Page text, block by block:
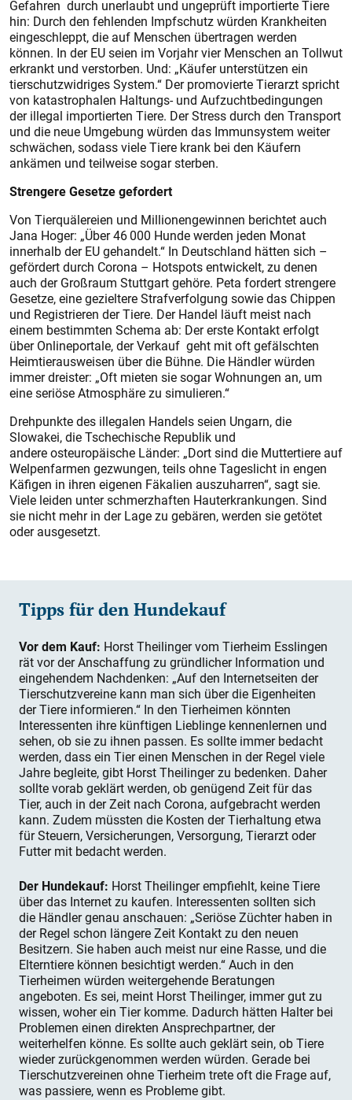
Gefahren durch unerlaubt und ungeprüft importierte Tiere
hin: Durch den fehlenden Impfschutz würden Krankheiten
eingeschleppt, die auf Menschen übertragen werden
können. In der EU seien im Vorjahr vier Menschen an Tollwut
erkrankt und verstorben. Und: „Käufer unterstützen ein
tierschutzwidriges System.“ Der promovierte Tierarzt spricht
von katastrophalen Haltungs- und Aufzuchtbedingungen
der illegal importierten Tiere. Der Stress durch den Transport
und die neue Umgebung würden das Immunsystem weiter
schwächen, sodass viele Tiere krank bei den Käufern
ankämen und teilweise sogar sterben.
Strengere Gesetze gefordert
Von Tierquälereien und Millionengewinnen berichtet auch
Jana Hoger: „Über 46 000 Hunde werden jeden Monat
innerhalb der EU gehandelt.“ In Deutschland hätten sich –
gefördert durch Corona – Hotspots entwickelt, zu denen
auch der Großraum Stuttgart gehöre. Peta fordert strengere
Gesetze, eine gezieltere Strafverfolgung sowie das Chippen
und Registrieren der Tiere. Der Handel läuft meist nach
einem bestimmten Schema ab: Der erste Kontakt erfolgt
über Onlineportale, der Verkauf geht mit oft gefälschten
Heimtierausweisen über die Bühne. Die Händler würden
immer dreister: „Oft mieten sie sogar Wohnungen an, um
eine seriöse Atmosphäre zu simulieren.“
Drehpunkte des illegalen Handels seien Ungarn, die
Slowakei, die Tschechische Republik und
andere osteuropäische Länder: „Dort sind die Muttertiere auf
Welpenfarmen gezwungen, teils ohne Tageslicht in engen
Käfigen in ihren eigenen Fäkalien auszuharren“, sagt sie.
Viele leiden unter schmerzhaften Hauterkrankungen. Sind
sie nicht mehr in der Lage zu gebären, werden sie getötet
oder ausgesetzt.
Tipps für den Hundekauf
Vor dem Kauf: Horst Theilinger vom Tierheim Esslingen
rät vor der Anschaffung zu gründlicher Information und
eingehendem Nachdenken: „Auf den Internetseiten der
Tierschutzvereine kann man sich über die Eigenheiten
der Tiere informieren.“ In den Tierheimen könnten
Interessenten ihre künftigen Lieblinge kennenlernen und
sehen, ob sie zu ihnen passen. Es sollte immer bedacht
werden, dass ein Tier einen Menschen in der Regel viele
Jahre begleite, gibt Horst Theilinger zu bedenken. Daher
sollte vorab geklärt werden, ob genügend Zeit für das
Tier, auch in der Zeit nach Corona, aufgebracht werden
kann. Zudem müssten die Kosten der Tierhaltung etwa
für Steuern, Versicherungen, Versorgung, Tierarzt oder
Futter mit bedacht werden.
Der Hundekauf: Horst Theilinger empfiehlt, keine Tiere
über das Internet zu kaufen. Interessenten sollten sich
die Händler genau anschauen: „Seriöse Züchter haben in
der Regel schon längere Zeit Kontakt zu den neuen
Besitzern. Sie haben auch meist nur eine Rasse, und die
Elterntiere können besichtigt werden.“ Auch in den
Tierheimen würden weitergehende Beratungen
angeboten. Es sei, meint Horst Theilinger, immer gut zu
wissen, woher ein Tier komme. Dadurch hätten Halter bei
Problemen einen direkten Ansprechpartner, der
weiterhelfen könne. Es sollte auch geklärt sein, ob Tiere
wieder zurückgenommen werden würden. Gerade bei
Tierschutzvereinen ohne Tierheim trete oft die Frage auf,
was passiere, wenn es Probleme gibt.